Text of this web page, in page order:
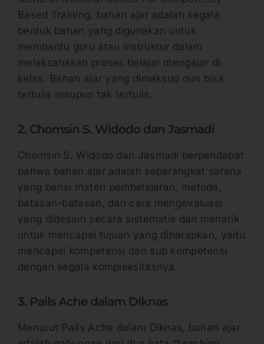
Based Training, bahan ajar adalah segala
bentuk bahan yang digunakan untuk
membantu guru atau instruktur dalam
melaksanakan proses belajar mengajar di
kelas. Bahan ajar yang dimaksud oun bisa
tertulis maupun tak tertulis.
2. Chomsin S. Widodo dan Jasmadi
Chomsin S. Widodo dan Jasmadi berpendapat
bahwa bahan ajar adalah seperangkat sarana
yang berisi materi pembelajaran, metode,
batasan-batasan, dan cara mengevaluasi
yang didesain secara sistematis dan menarik
untuk mencapai tujuan yang diharapkan, yaitu
mencapai kompetensi dan sub kompetensi
dengan segala kompleksitasnya.
3. Pails Ache dalam Diknas
Menurut Pails Ache dalam Diknas, bahan ajar